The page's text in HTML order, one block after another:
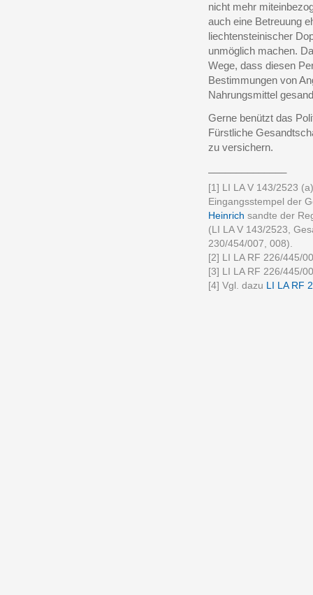
nicht mehr
auch eine Betreuung
liechtensteinischer
unmöglich machen.
Wege, dass diesen
Bestimmungen von
Nahrungsmittel
Gerne benützt das
Fürstliche
zu versichern.
[1] LI LA V 143/2523
Eingangsstempel der
Heinrich sandte der
(LI LA V 143/2523,
230/454/007, 008).
[2] LI LA RF 226/445/
[3] LI LA RF 226/445/
[4] Vgl. dazu LI LA RF